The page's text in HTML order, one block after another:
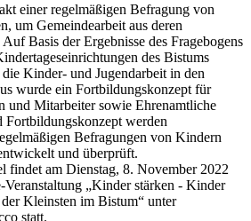
einer regelmäßigen Befragung von
um Gemeindearbeit aus deren
Basis der Ergebnisse des Fragebogens
des Bistums
Kinder- und Jugendarbeit in den
wurde ein Fortbildungskonzept für
und Mitarbeiter sowie Ehrenamtliche
werden
Befragungen von Kindern
und überprüft.
findet am Dienstag, 8. November 2022
„Kinder stärken - Kinder
Kleinsten im Bistum“ unter
statt.